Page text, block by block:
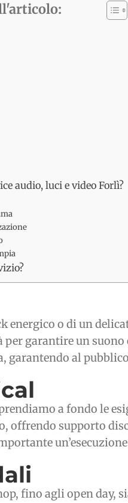
audio, luci e video Forlì?
energico o di un
per garantire un
garantendo al
a fondo le
offrendo supporto
fino agli open day,